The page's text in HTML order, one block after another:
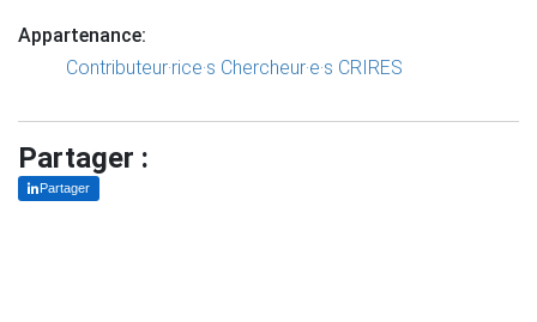
Appartenance:
Contributeur·rice·s Chercheur·e·s CRIRES
Partager :
Partager